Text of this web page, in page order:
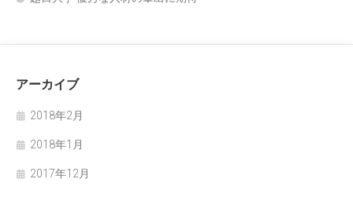
アーカイブ
2018年2月
2018年1月
2017年12月